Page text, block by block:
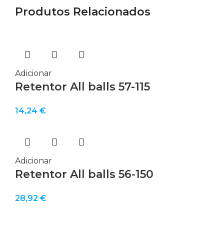
Produtos Relacionados
Adicionar
Retentor All balls 57-115
14,24 €
Adicionar
Retentor All balls 56-150
28,92 €